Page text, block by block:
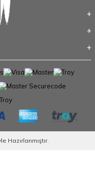
Hazırlanmıştır.